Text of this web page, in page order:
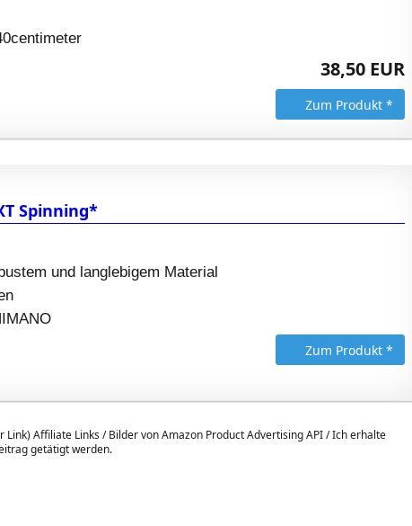
38,50 EUR
Zum Produkt *
Spinning*
und langlebigem Material
Zum Produkt *
Link) Affiliate Links / Bilder von Amazon Product Advertising API / Ich erhalte
getätigt werden.